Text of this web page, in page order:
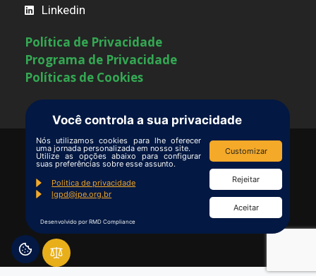
Linkedin
Política de Privacidade
Programa de Privacidade
Políticas de Cookies
Termos de Uso|Contate-nos
Copyright © Ipê – Instituto de Pesquisas
rede.lira@ipe.org.br
Você controla a sua privacidade
Nós utilizamos cookies para lhe oferecer
uma jornada personalizada em nosso site.
Utilize as opções abaixo para configurar
suas preferências sobre esse assunto.
Politica de privacidade
lgpd@ipe.org.br
Customizar
Rejeitar
Aceitar
Desenvolvido por RMD Compliance